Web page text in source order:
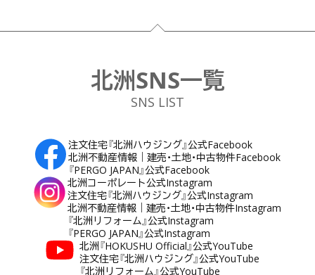
フッター
北洲SNS一覧
SNS LIST
注文住宅『北洲ハウジング』公式Facebook
北洲不動産情報｜建売・土地・中古物件Facebook
『PERGO JAPAN』公式Facebook
北洲コーポレート公式Instagram
注文住宅『北洲ハウジング』公式Instagram
北洲不動産情報｜建売・土地・中古物件Instagram
『北洲リフォーム』公式Instagram
『PERGO JAPAN』公式Instagram
北洲『HOKUSHU Official』公式YouTube
注文住宅『北洲ハウジング』公式YouTube
『北洲リフォーム』公式YouTube